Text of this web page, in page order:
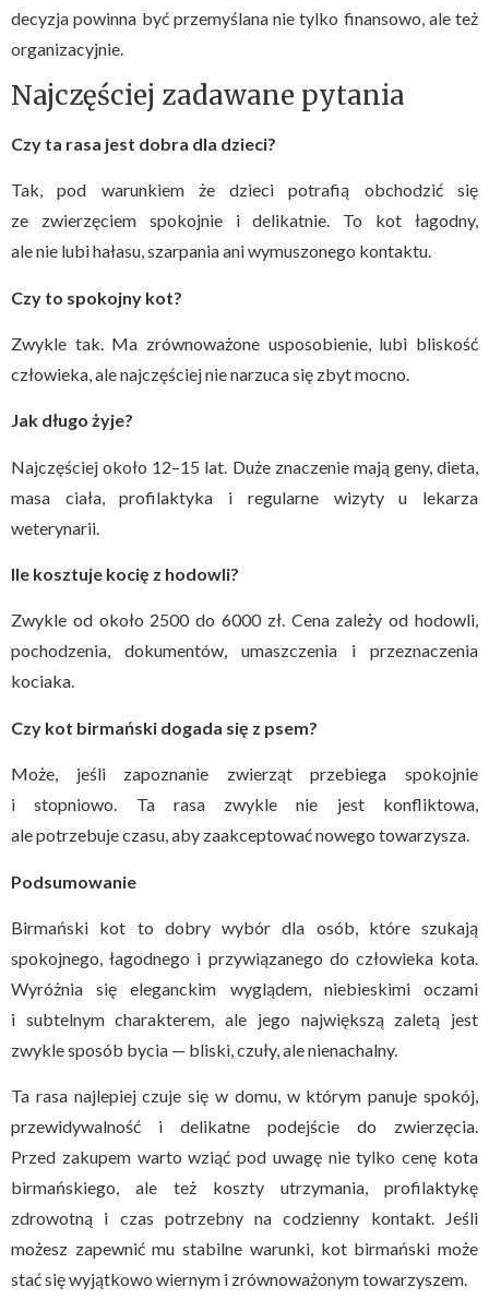
decyzja powinna być przemyślana nie tylko finansowo, ale też
organizacyjnie.
Najczęściej zadawane pytania
Czy ta rasa jest dobra dla dzieci?
Tak, pod warunkiem że dzieci potrafią obchodzić się
ze zwierzęciem spokojnie i delikatnie. To kot łagodny,
ale nie lubi hałasu, szarpania ani wymuszonego kontaktu.
Czy to spokojny kot?
Zwykle tak. Ma zrównoważone usposobienie, lubi bliskość
człowieka, ale najczęściej nie narzuca się zbyt mocno.
Jak długo żyje?
Najczęściej około 12–15 lat. Duże znaczenie mają geny, dieta,
masa ciała, profilaktyka i regularne wizyty u lekarza
weterynarii.
Ile kosztuje kocię z hodowli?
Zwykle od około 2500 do 6000 zł. Cena zależy od hodowli,
pochodzenia, dokumentów, umaszczenia i przeznaczenia
kociaka.
Czy kot birmański dogada się z psem?
Może, jeśli zapoznanie zwierząt przebiega spokojnie
i stopniowo. Ta rasa zwykle nie jest konfliktowa,
ale potrzebuje czasu, aby zaakceptować nowego towarzysza.
Podsumowanie
Birmański kot to dobry wybór dla osób, które szukają
spokojnego, łagodnego i przywiązanego do człowieka kota.
Wyróżnia się eleganckim wyglądem, niebieskimi oczami
i subtelnym charakterem, ale jego największą zaletą jest
zwykle sposób bycia — bliski, czuły, ale nienachalny.
Ta rasa najlepiej czuje się w domu, w którym panuje spokój,
przewidywalność i delikatne podejście do zwierzęcia.
Przed zakupem warto wziąć pod uwagę nie tylko cenę kota
birmańskiego, ale też koszty utrzymania, profilaktykę
zdrowotną i czas potrzebny na codzienny kontakt. Jeśli
możesz zapewnić mu stabilne warunki, kot birmański może
stać się wyjątkowo wiernym i zrównoważonym towarzyszem.